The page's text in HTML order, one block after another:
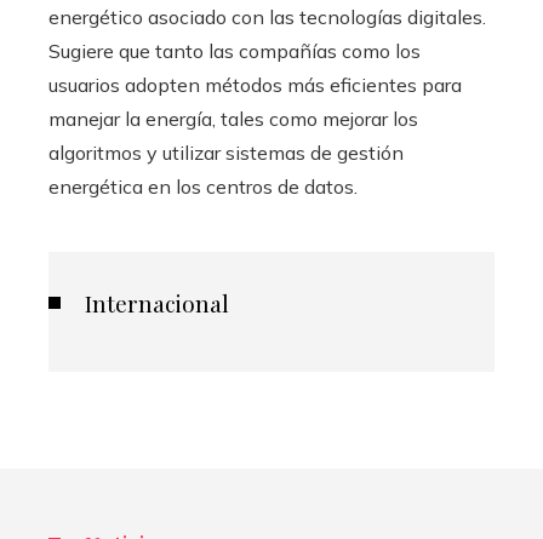
energético asociado con las tecnologías digitales.
Sugiere que tanto las compañías como los
usuarios adopten métodos más eficientes para
manejar la energía, tales como mejorar los
algoritmos y utilizar sistemas de gestión
energética en los centros de datos.
Internacional